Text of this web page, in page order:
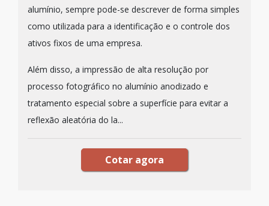
alumínio, sempre pode-se descrever de forma simples
como utilizada para a identificação e o controle dos
ativos fixos de uma empresa.
Além disso, a impressão de alta resolução por
processo fotográfico no alumínio anodizado e
tratamento especial sobre a superfície para evitar a
reflexão aleatória do la...
Cotar agora